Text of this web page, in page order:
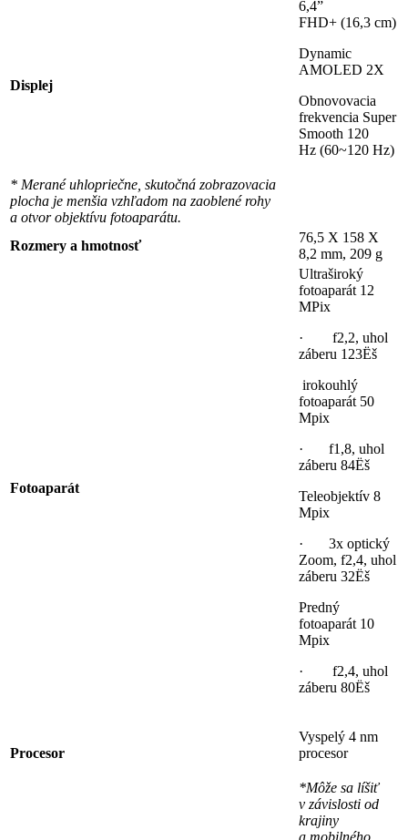
Displej
6,4”
FHD+ (16,3 cm)
Dynamic
AMOLED 2X
Obnovovacia
frekvencia Super
Smooth 120
Hz (60~120 Hz)
* Merané uhlopriečne, skutočná zobrazovacia
plocha je menšia vzhľadom na zaoblené rohy
a otvor objektívu fotoaparátu.
Rozmery a hmotnosť
76,5 X 158 X
8,2 mm, 209 g
Fotoaparát
Ultraširoký
fotoaparát 12
MPix
· f2,2, uhol
záberu 123Ëš
irokouhlý
fotoaparát 50
Mpix
· f1,8, uhol
záberu 84Ëš
Teleobjektív 8
Mpix
· 3x optický
Zoom, f2,4, uhol
záberu 32Ëš
Predný
fotoaparát 10
Mpix
· f2,4, uhol
záberu 80Ëš
Procesor
Vyspelý 4 nm
procesor
*Môže sa líšiť
v závislosti od
krajiny
a mobilného